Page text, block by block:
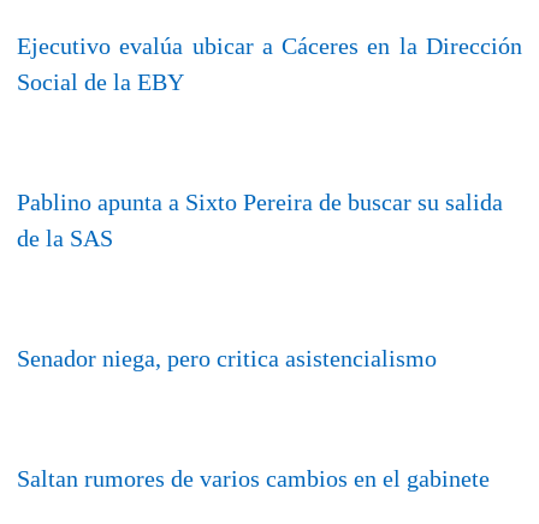
Ejecutivo evalúa ubicar a Cáceres en la Dirección
Social de la EBY
Pablino apunta a Sixto Pereira de buscar su salida
de la SAS
Senador niega, pero critica asistencialismo
Saltan rumores de varios cambios en el gabinete